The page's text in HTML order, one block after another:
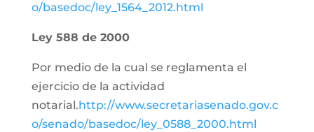
o/basedoc/ley_1564_2012.html
Ley 588 de 2000
Por medio de la cual se reglamenta el
ejercicio de la actividad
notarial.http://www.secretariasenado.gov.c
o/senado/basedoc/ley_0588_2000.html